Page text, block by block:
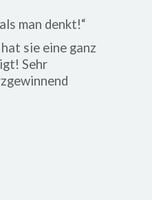
man denkt!“
sie eine ganz
Sehr